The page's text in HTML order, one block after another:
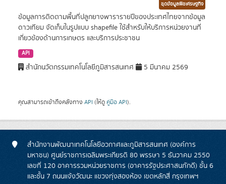
ชุดข้อมูลพืชเศรษฐกิจ
ข้อมูลการติดตามพื้นที่ปลูกยางพารารายปีของประเทศไทยจากข้อมูล
ดาวเทียม จัดเก็บในรูปแบบ shapefile ใช้สำหรับให้บริการหน่วยงานที่
เกี่ยวข้องด้านการเกษตร และบริการประชาชน
API
สำนักนวัตกรรมเทคโนโลยีภูมิสารสนเทศ 5 มีนาคม 2569
คุณสามารถเข้าถึงคลังทาง API (ให้ดู คู่มือ API).
สำนักงานพัฒนาเทคโนโลยีอวกาศและภูมิสารสนเทศ (องค์การ
มหาชน) ศูนย์ราชการเฉลิมพระเกียรติ 80 พรรษา 5 ธันวาคม 2550
เลขที่ 120 อาคารรวมหน่วยราชการ (อาคารรัฐประศาสนภักดี) ชั้น 6
และชั้น 7 ถนนแจ้งวัฒนะ แขวงทุ่งสองห้อง เขตหลักสี่ กรุงเทพฯ